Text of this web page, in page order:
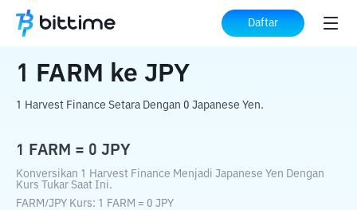
Daftar
Beranda Konverter Kripto JPY
1 FARM ke JPY
1 Harvest Finance Setara Dengan 0 Japanese Yen.
1 FARM = 0 JPY
Konversikan 1 Harvest Finance Menjadi Japanese Yen Dengan
Kurs Tukar Saat Ini.
FARM/JPY Kurs: 1 FARM = 0 JPY